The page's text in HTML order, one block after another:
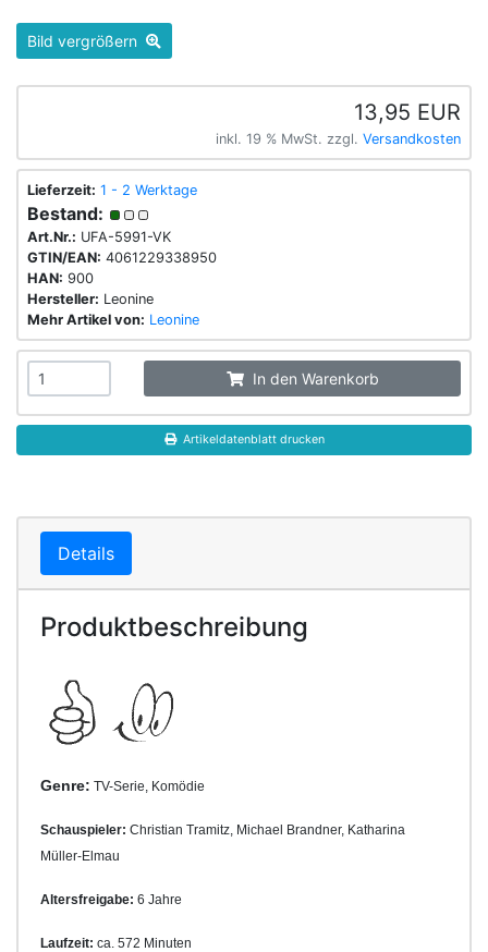
Bild vergrößern
13,95 EUR
inkl. 19 % MwSt. zzgl. Versandkosten
Lieferzeit: 1 - 2 Werktage
Bestand:
Art.Nr.: UFA-5991-VK
GTIN/EAN: 4061229338950
HAN: 900
Hersteller: Leonine
Mehr Artikel von: Leonine
In den Warenkorb
Artikeldatenblatt drucken
Details
Produktbeschreibung
Genre: TV-Serie, Komödie
Schauspieler: Christian Tramitz, Michael Brandner, Katharina
Müller-Elmau
Altersfreigabe: 6 Jahre
Laufzeit: ca. 572 Minuten